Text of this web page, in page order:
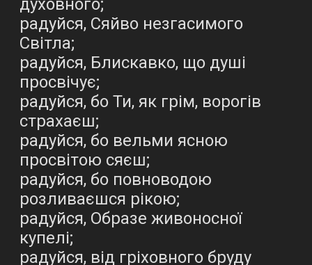
духовного;
радуйся, Сяйво незгасимого
Світла;
радуйся, Блискавко, що душі
просвічує;
радуйся, бо Ти, як грім, ворогів
страхаєш;
радуйся, бо вельми ясною
просвітою сяєш;
радуйся, бо повноводою
розливаєшся рікою;
радуйся, Образе живоносної
купелі;
радуйся, від гріховного бруду